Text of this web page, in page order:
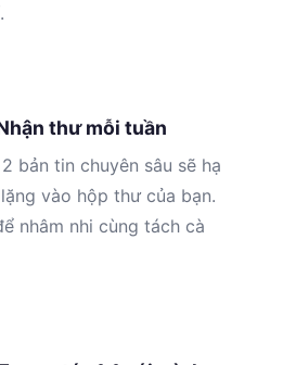
thư mỗi tuần
bản tin chuyên sâu sẽ hạ
vào hộp thư của bạn.
nhâm nhi cùng tách cà